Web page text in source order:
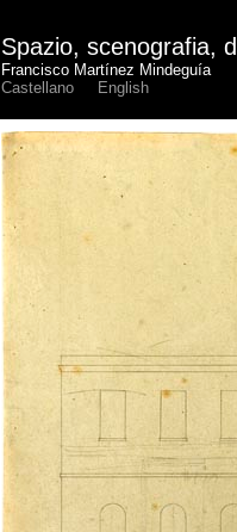
Spazio, scenografia,
Francisco Martínez Mindeguía
Castellano
English